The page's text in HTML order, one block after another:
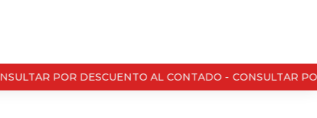
POR DESCUENTO AL CONTADO - CONSULTAR